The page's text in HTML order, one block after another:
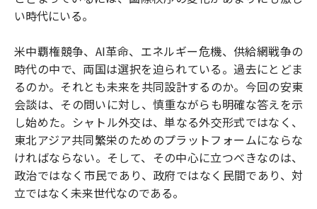
い時代にいる。
米中覇権競争、AI革命、エネルギー危機、供給網戦争の
時代の中で、両国は選択を迫られている。過去にとどま
るのか。それとも未来を共同設計するのか。今回の安東
会談は、その問いに対し、慎重ながらも明確な答えを示
し始めた。シャトル外交は、単なる外交形式ではなく、
東北アジア共同繁栄のためのプラットフォームにならな
ければならない。そして、その中心に立つべきなのは、
政治ではなく市民であり、政府ではなく民間であり、対
立ではなく未来世代なのである。